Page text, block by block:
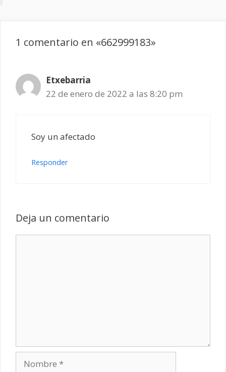
1 comentario en «662999183»
Etxebarria
22 de enero de 2022 a las 8:20 pm
Soy un afectado
Responder
Deja un comentario